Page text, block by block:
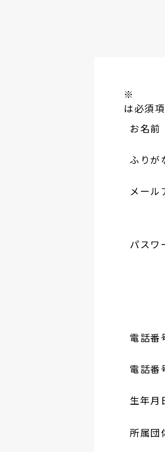
※
は必須
お名前
ふりが
メール
パスワ
電話番
電話番
生年月
所属団